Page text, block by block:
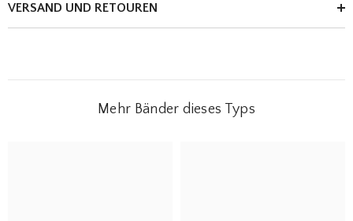
VERSAND UND RETOUREN
Mehr Bänder dieses Typs